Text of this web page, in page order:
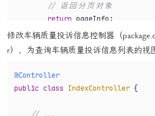
// 返回分页对象
return pageInfo;
    }
修改车辆质量投诉信息控制器（
r），为查询车辆质量投诉信息列表的视
@Controller
public class IndexController {
// ...